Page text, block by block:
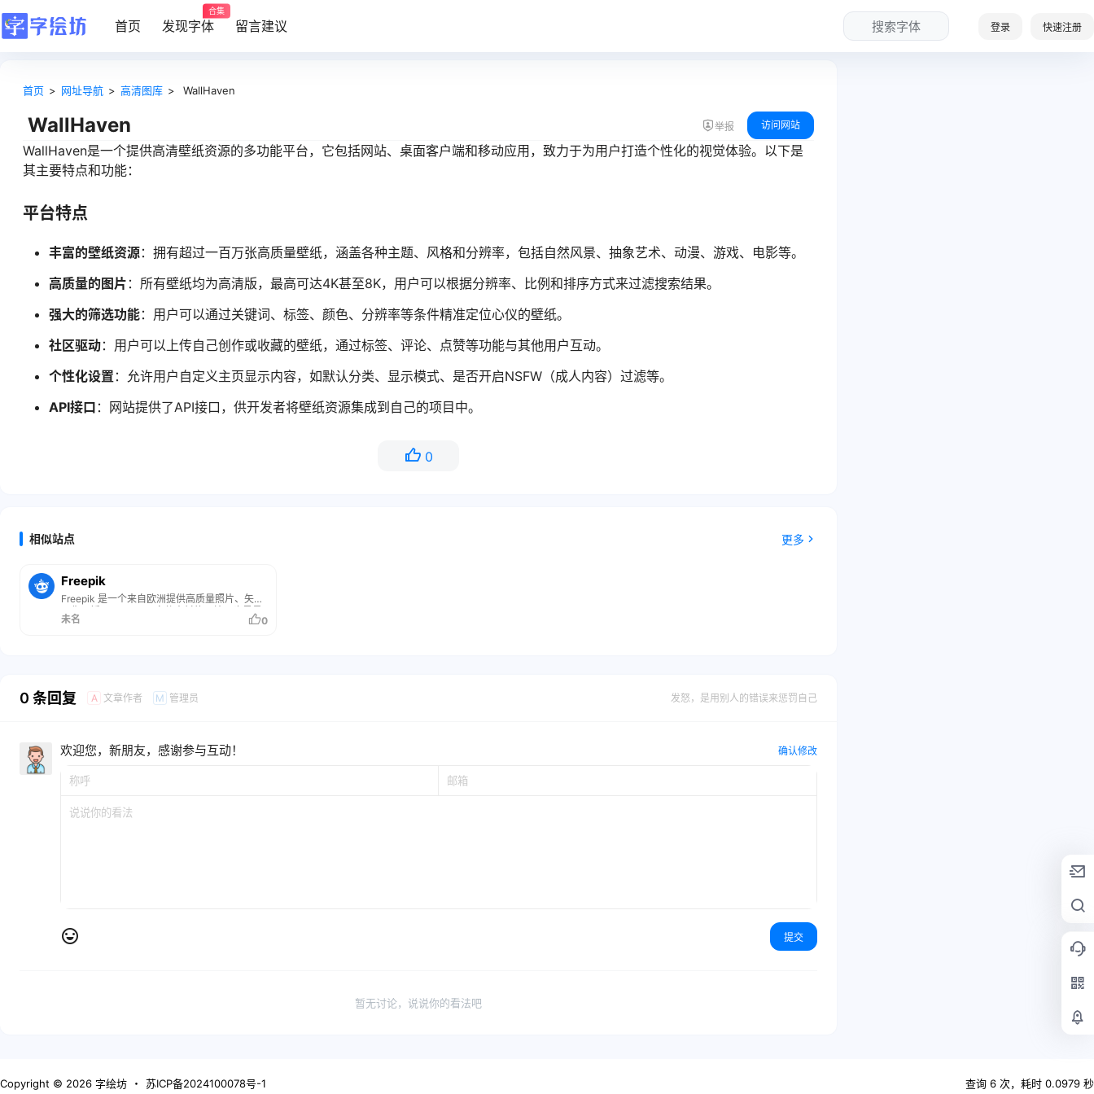
首页 发现字体
合集
留言建议 搜索字体 登录 快速注册
首页 > 网址导航 > 高清图库 > WallHaven
WallHaven 举报 访问网站
WallHaven是一个提供高清壁纸资源的多功能平台，它包括网站、桌面客户端和移动应用，致力于为用户打造个性化的视觉体验。以下是
其主要特点和功能：
平台特点
丰富的壁纸资源：拥有超过一百万张高质量壁纸，涵盖各种主题、风格和分辨率，包括自然风景、抽象艺术、动漫、游戏、电影等。
高质量的图片 ：所有壁纸均为高清版，最高可达4K甚至8K，用户可以根据分辨率、比例和排序方式来过滤搜索结果。
强大的筛选功能：用户可以通过关键词、标签、颜色、分辨率等条件精准定位心仪的壁纸。
社区驱动：用户可以上传自己创作或收藏的壁纸，通过标签、评论、点赞等功能与其他用户互动。
个性化设置 ：允许用户自定义主页显示内容，如默认分类、显示模式、是否开启NSFW（成人内容）过滤等。
API接口 ：网站提供了API接口，供开发者将壁纸资源集成到自己的项目中。
0
相似站点 更多
Freepik
Freepik 是一个来自欧洲提供高质量照片、矢量
图像、插图以及 PSD 文件素材的网站，也是最
受欢迎的互联网网址之一，网站的图片都经过精
未名 0
0 条回复 A 文章作者 M 管理员 发怒，是用别人的错误来惩罚自己
欢迎您，新朋友，感谢参与互动！ 确认修改
提交
暂无讨论，说说你的看法吧
Copyright © 2026 字绘坊 ・ 苏ICP备2024100078号-1 查询 6 次，耗时 0.0979 秒